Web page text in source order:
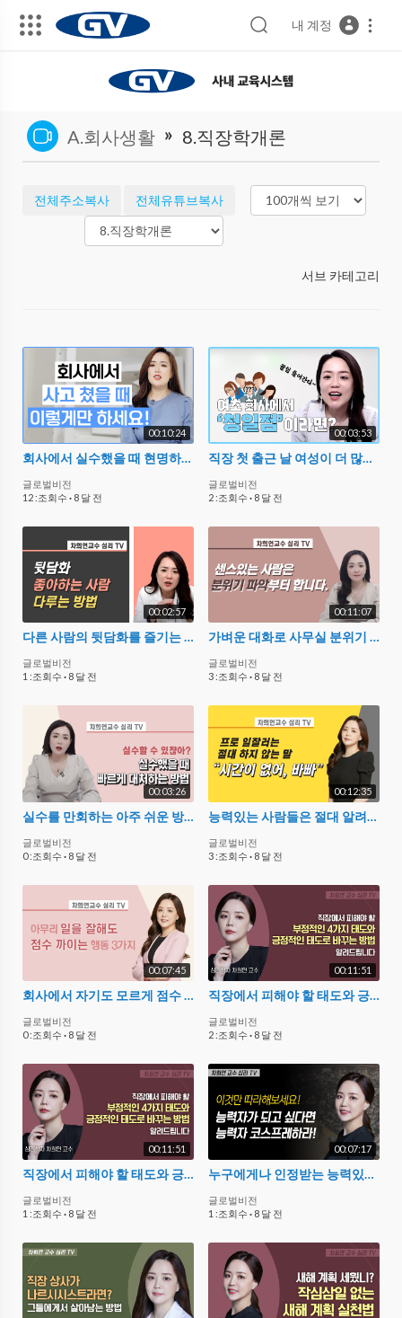
내 계정
A.회사생활 » 8.직장학개론
전체주소복사 전체유튜브복사
서브 카테고리
00:10:24
회사에서 실수했을 때 현명하게 처신하는 방법
글로벌비전
12 :조회수 · 8 달 전
00:03:53
직장 첫 출근 날 여성이 더 많은 기업에 입사 했다면?
글로벌비전
2 :조회수 · 8 달 전
00:02:57
다른 사람의 뒷담화를 즐기는 동료 다루는 방법
글로벌비전
1 :조회수 · 8 달 전
00:11:07
가벼운 대화로 사무실 분위기 파악하는 3가지 Tip
글로벌비전
3 :조회수 · 8 달 전
00:03:26
실수를 만회하는 아주 쉬운 방법
글로벌비전
0 :조회수 · 8 달 전
00:12:35
능력있는 사람들은 절대 알려주지 않는 시간관리 절대 법칙 4가지
글로벌비전
3 :조회수 · 8 달 전
00:07:45
회사에서 자기도 모르게 점수 까이는 행동 3가지
글로벌비전
0 :조회수 · 8 달 전
00:11:51
직장에서 피해야 할 태도와 긍정적인 태도로 바꾸는 방법
글로벌비전
2 :조회수 · 8 달 전
00:11:51
직장에서 피해야 할 태도와 긍정적인 태도로 바꾸는 방법
글로벌비전
1 :조회수 · 8 달 전
00:07:17
누구에게나 인정받는 능력있는 사람의 업무습관 4가지
글로벌비전
1 :조회수 · 8 달 전